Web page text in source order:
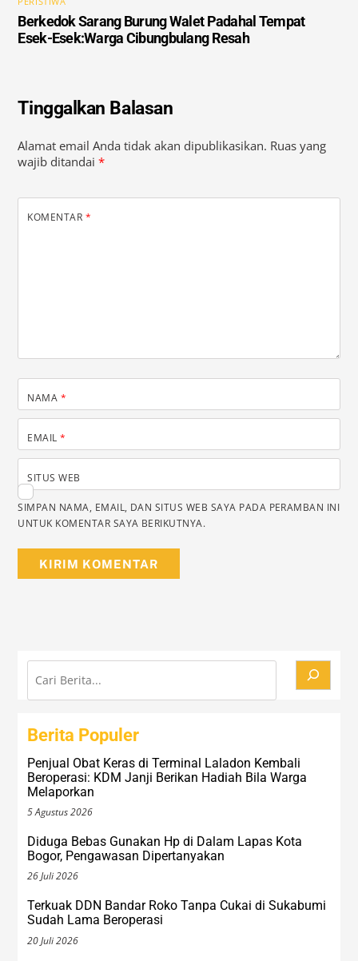
Berkedok Sarang Burung Walet Padahal Tempat
Esek-Esek:Warga Cibungbulang Resah
Tinggalkan Balasan
Alamat email Anda tidak akan dipublikasikan. Ruas yang
wajib ditandai*
KOMENTAR *
NAMA *
EMAIL*
SITUS WEB
SIMPAN NAMA, EMAIL, DAN SITUS WEB SAYA PADA PERAMBAN INI
UNTUK KOMENTAR SAYA BERIKUTNYA.
Cari
Berita Populer
Penjual Obat Keras di Terminal Laladon Kembali
Beroperasi: KDM Janji Berikan Hadiah Bila Warga
Melaporkan
5 Agustus 2026
Diduga Bebas Gunakan Hp di Dalam Lapas Kota
Bogor, Pengawasan Dipertanyakan
26 Juli 2026
Terkuak DDN Bandar Roko Tanpa Cukai di Sukabumi
Sudah Lama Beroperasi
20 Juli 2026